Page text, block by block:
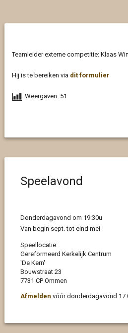
Teamleider externe competitie: Klaas
Hij is te bereiken via dit formulier
Weergaven: 51
Speelavond
Donderdagavond om 19:30u
Van begin sept. tot eind mei
Speellocatie:
Gereformeerd Kerkelijk Centrum
'De Kern'
Bouwstraat 23
7731 CP Ommen
Afmelden vóór donderdagavond